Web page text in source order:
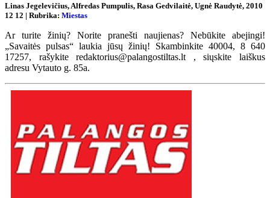
Linas Jegelevičius, Alfredas Pumpulis, Rasa Gedvilaitė, Ugnė Raudytė, 2010
12 12 | Rubrika: Miestas
Ar turite žinių? Norite pranešti naujienas? Nebūkite abejingi!
„Savaitės pulsas“ laukia jūsų žinių! Skambinkite 40004, 8 640
17257, rašykite redaktorius@palangostiltas.lt , siųskite laiškus
adresu Vytauto g. 85a.